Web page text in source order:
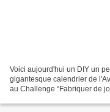
Voici aujourd'hui un DIY un
gigantesque calendrier de
au Challenge “Fabriquer de